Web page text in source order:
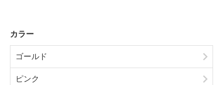
カラー
ゴールド
ピンク